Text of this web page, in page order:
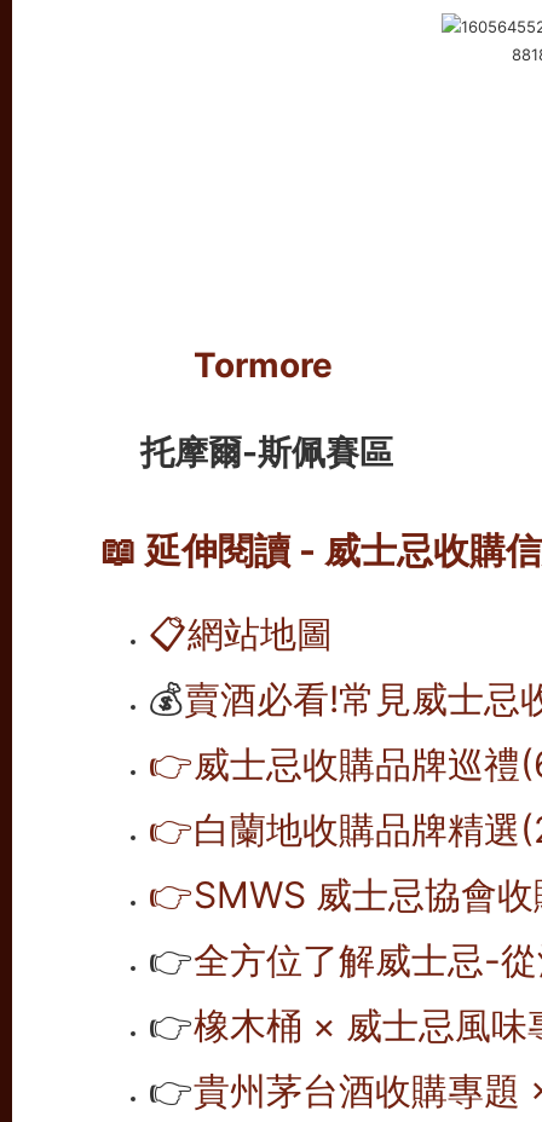
Tormore
托摩爾-斯佩賽區
📖 延伸閱讀 - 威士忌收購
📋網站地圖
💰賣酒必看!常見威士忌
👉威士忌收購品牌巡禮
👉白蘭地收購品牌精選
👉SMWS 威士忌協會
👉全方位了解威士忌-
👉橡木桶 × 威士忌風味
👉貴州茅台酒收購專題